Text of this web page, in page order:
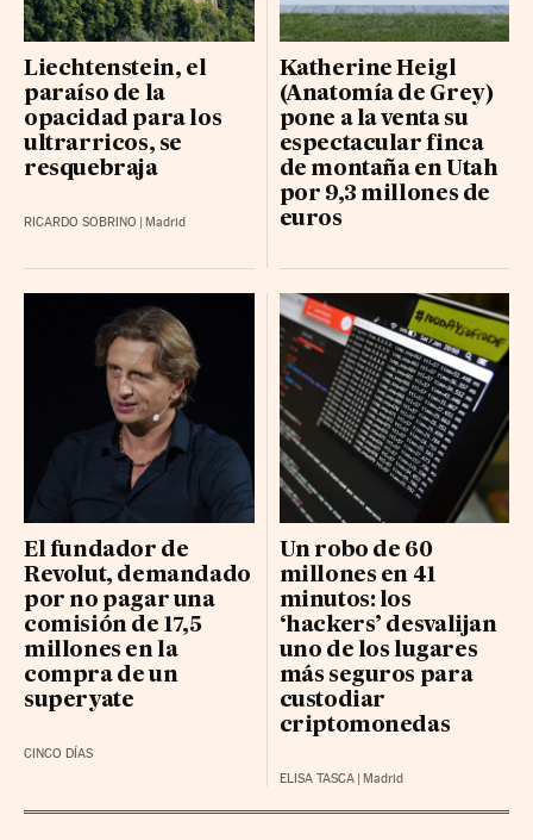
Liechtenstein, el
paraíso de la
opacidad para los
ultrarricos, se
resquebraja
RICARDO SOBRINO | Madrid
Katherine Heigl
(Anatomía de Grey)
pone a la venta su
espectacular finca
de montaña en Utah
por 9,3 millones de
euros
El fundador de
Revolut, demandado
por no pagar una
comisión de 17,5
millones en la
compra de un
superyate
CINCO DÍAS
Un robo de 60
millones en 41
minutos: los
‘hackers’ desvalijan
uno de los lugares
más seguros para
custodiar
criptomonedas
ELISA TASCA Madrid